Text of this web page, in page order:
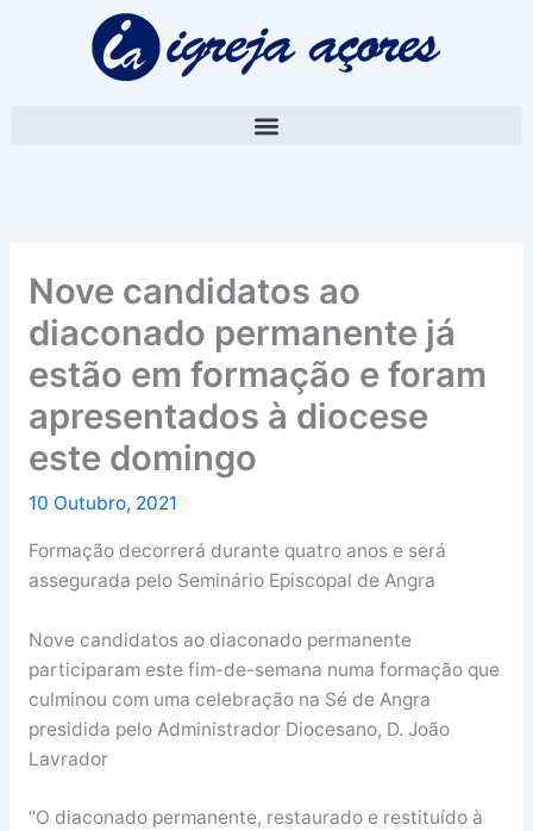
Nove candidatos ao
diaconado permanente já
estão em formação e foram
apresentados à diocese
este domingo
10 Outubro, 2021
Formação decorrerá durante quatro anos e será
assegurada pelo Seminário Episcopal de Angra
Nove candidatos ao diaconado permanente
participaram este fim-de-semana numa formação que
culminou com uma celebração na Sé de Angra
presidida pelo Administrador Diocesano, D. João
Lavrador
“O diaconado permanente, restaurado e restituído à